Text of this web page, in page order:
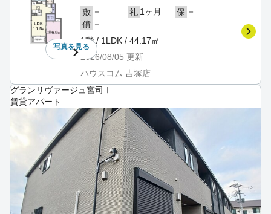
写真を見る
敷 － 礼 1ヶ月 保 －
償 －
1階 / 1LDK / 44.17㎡
2026/08/05 更新
ハウスコム 吉塚店
グランリヴァージュ宮司Ⅰ
賃貸アパート